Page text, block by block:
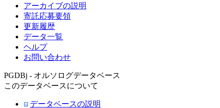
アーカイブの説明
寄託応募要領
更新履歴
データ一覧
ヘルプ
お問い合わせ
PGDBj - オルソログデータベース
このデータベースについて
データベースの説明